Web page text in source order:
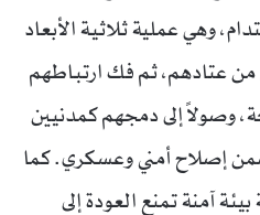
وهي عملية ثلاثية الأبعاد
من عتادهم، ثم فك ارتباطهم
وصولاً إلى دمجهم كمدنيين
إصلاح أمني وعسكري. كما
آمنة تمنع العودة إلى